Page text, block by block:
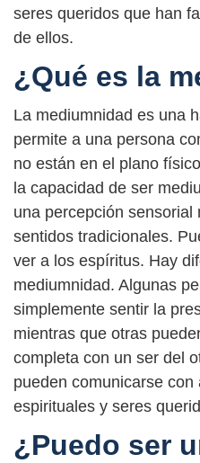
seres queridos que han
de ellos.
¿Qué es la
La mediumnidad es una
permite a una persona
no están en el plano
la capacidad de ser
una percepción sensorial
sentidos tradicionales.
ver a los espíritus. Hay
mediumnidad. Algunas
simplemente sentir la
mientras que otras
completa con un ser del
pueden comunicarse
espirituales y seres
¿Puedo ser